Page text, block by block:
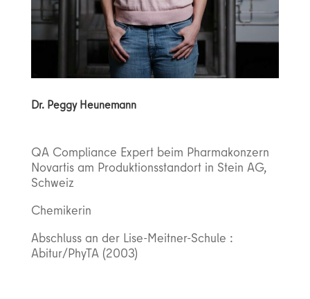
Dr. Peggy Heunemann
QA Compliance Expert beim Pharmakonzern
Novartis am Produktionsstandort in Stein AG,
Schweiz
Chemikerin
Abschluss an der Lise-Meitner-Schule :
Abitur/PhyTA (2003)